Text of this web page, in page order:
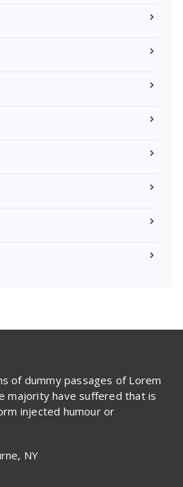
of dummy passages of Lorem
majority have suffered that is
injected humour or
NY